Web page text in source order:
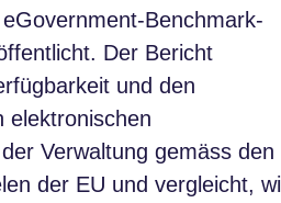
Benchmark-
Der Bericht
und den
elektronischen
Verwaltung gemäss den
der EU und vergleicht,